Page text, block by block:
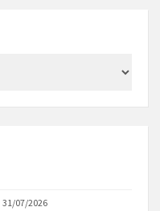
31/07/2026